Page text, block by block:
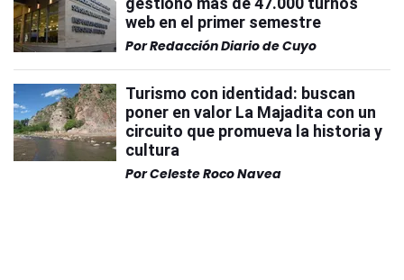
web en el primer semestre
PorRedacción Diario de Cuyo
Turismo con identidad: buscan
poner en valor La Majadita con un
circuito que promueva la historia y
cultura
PorCeleste Roco Navea